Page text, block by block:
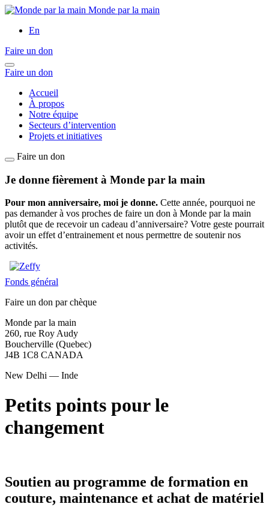
Monde par la main
En
Faire un don
Faire un don
Accueil
À propos
Notre équipe
Secteurs d’intervention
Projets et initiatives
Faire un don
Je donne fièrement à Monde par la main
Pour mon anniversaire, moi je donne. Cette année, pourquoi ne
pas demander à vos proches de faire un don à Monde par la main
plutôt que de recevoir un cadeau d’anniversaire? Votre geste pourrait
avoir un effet d’entrainement et nous permettre de soutenir nos
activités.
Fonds général
Faire un don par chèque
Monde par la main
260, rue Roy Audy
Boucherville (Quebec)
J4B 1C8 CANADA
New Delhi — Inde
Petits points pour le
changement
Soutien au programme de formation en
couture, maintenance et achat de matériel